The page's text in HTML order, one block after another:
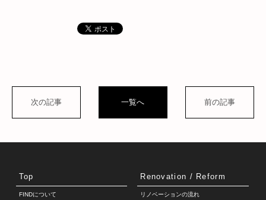
次の記事 一覧へ 前の記事
Top
FINDについて
Renovation / Reform
リノベーションの流れ